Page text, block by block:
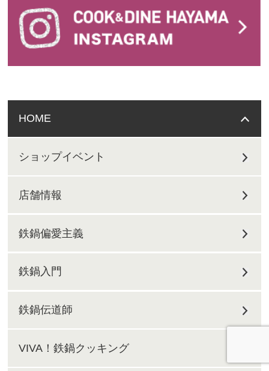
HOME
ショップイベント
店舗情報
鉄鍋偏愛主義
鉄鍋入門
鉄鍋伝道師
VIVA！鉄鍋クッキング